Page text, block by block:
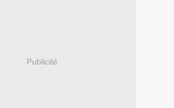
Publicité